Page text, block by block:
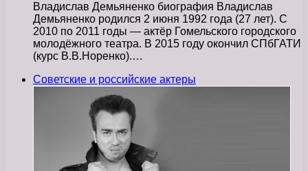
Владислав Демьяненко биография Владислав
Демьяненко родился 2 июня 1992 года (27 лет). С
2010 по 2011 годы — актёр Гомельского городского
молодёжного театра. В 2015 году окончил СПбГАТИ
(курс В.В.Норенко).…
Советские и российские актеры